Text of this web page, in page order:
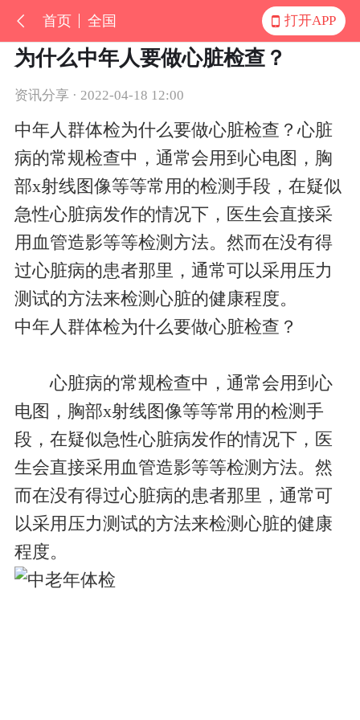
首页 全国 打开APP
为什么中年人要做心脏检查？
资讯分享 · 2022-04-18 12:00
中年人群体检为什么要做心脏检查？心脏
病的常规检查中，通常会用到心电图，胸
部x射线图像等等常用的检测手段，在疑似
急性心脏病发作的情况下，医生会直接采
用血管造影等等检测方法。然而在没有得
过心脏病的患者那里，通常可以采用压力
测试的方法来检测心脏的健康程度。
中年人群体检为什么要做心脏检查？
心脏病的常规检查中，通常会用到心
电图，胸部x射线图像等等常用的检测手
段，在疑似急性心脏病发作的情况下，医
生会直接采用血管造影等等检测方法。然
而在没有得过心脏病的患者那里，通常可
以采用压力测试的方法来检测心脏的健康
程度。